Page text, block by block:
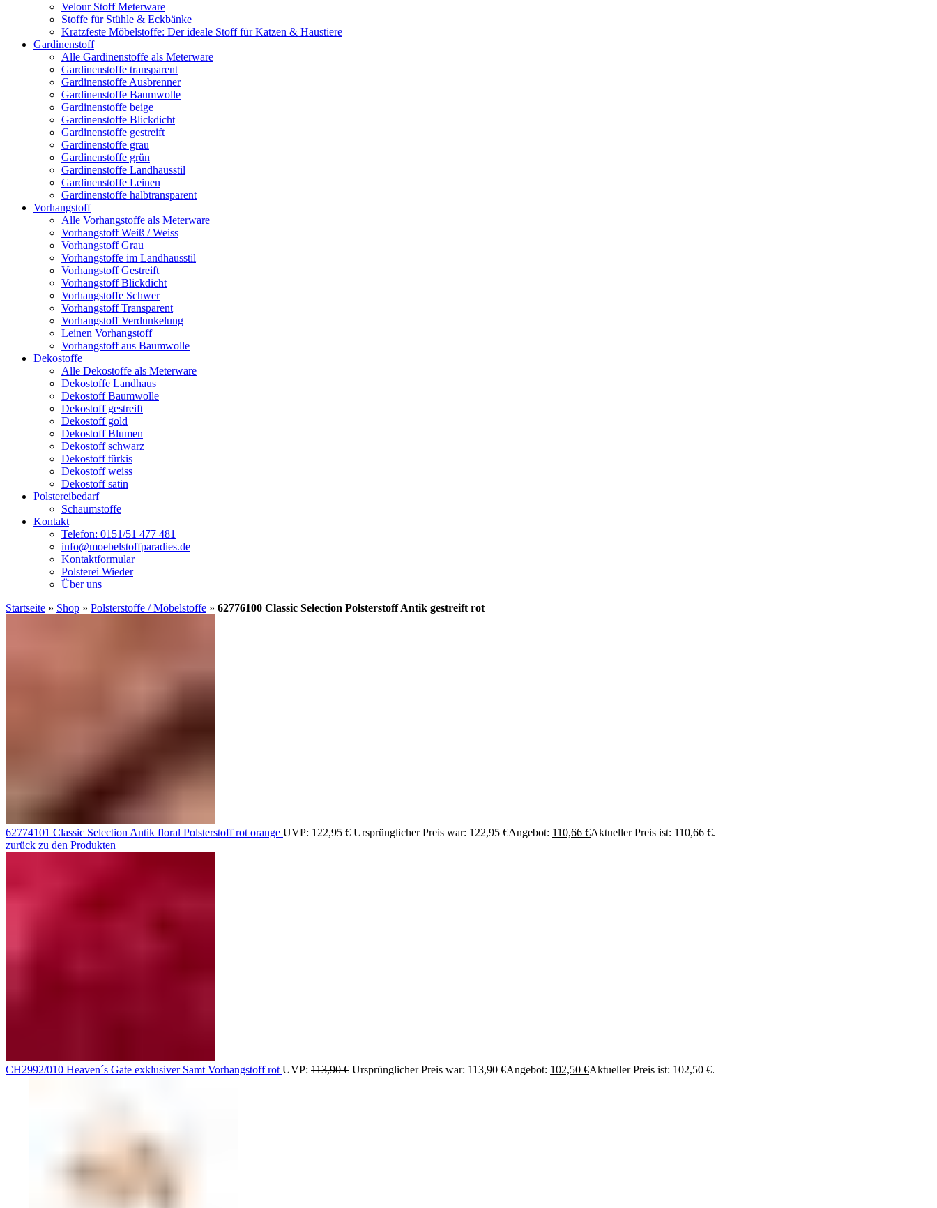
Velour Stoff Meterware
Stoffe für Stühle & Eckbänke
Kratzfeste Möbelstoffe: Der ideale Stoff für Katzen & Haustiere
Gardinenstoff
Alle Gardinenstoffe als Meterware
Gardinenstoffe transparent
Gardinenstoffe Ausbrenner
Gardinenstoffe Baumwolle
Gardinenstoffe beige
Gardinenstoffe Blickdicht
Gardinenstoffe gestreift
Gardinenstoffe grau
Gardinenstoffe grün
Gardinenstoffe Landhausstil
Gardinenstoffe Leinen
Gardinenstoffe halbtransparent
Vorhangstoff
Alle Vorhangstoffe als Meterware
Vorhangstoff Weiß / Weiss
Vorhangstoff Grau
Vorhangstoffe im Landhausstil
Vorhangstoff Gestreift
Vorhangstoff Blickdicht
Vorhangstoffe Schwer
Vorhangstoff Transparent
Vorhangstoff Verdunkelung
Leinen Vorhangstoff
Vorhangstoff aus Baumwolle
Dekostoffe
Alle Dekostoffe als Meterware
Dekostoffe Landhaus
Dekostoff Baumwolle
Dekostoff gestreift
Dekostoff gold
Dekostoff Blumen
Dekostoff schwarz
Dekostoff türkis
Dekostoff weiss
Dekostoff satin
Polstereibedarf
Schaumstoffe
Kontakt
Telefon: 0151/51 477 481
info@moebelstoffparadies.de
Kontaktformular
Polsterei Wieder
Über uns
Startseite » Shop » Polsterstoffe / Möbelstoffe » 62776100 Classic Selection Polsterstoff Antik gestreift rot
62774101 Classic Selection Antik floral Polsterstoff rot orange UVP: 122,95€ Ursprünglicher Preis war: 122,95 €Angebot: 110,66 €Aktueller Preis ist: 110,66 €.
zurück zu den Produkten
CH2992/010 Heaven´s Gate exklusiver Samt Vorhangstoff rot UVP: 113,90€ Ursprünglicher Preis war: 113,90 €Angebot: 102,50 €Aktueller Preis ist: 102,50 €.